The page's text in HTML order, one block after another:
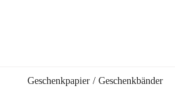
Geschenkpapier / Geschenkbänder